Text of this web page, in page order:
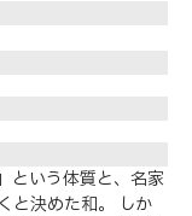
という体質と、名家
と決めた和。 しか